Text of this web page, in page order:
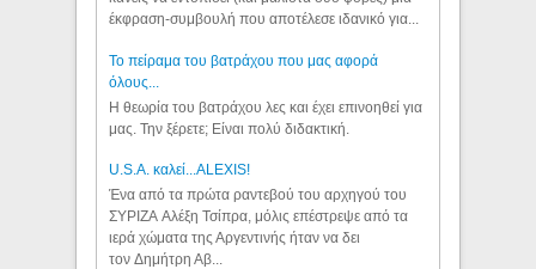
έκφραση-συμβουλή που αποτέλεσε ιδανικό για...
Το πείραμα του βατράχου που μας αφορά
όλους...
Η θεωρία του βατράχου λες και έχει επινοηθεί για
μας. Την ξέρετε; Είναι πολύ διδακτική.
U.S.A. καλεί...ALEXIS!
Ένα από τα πρώτα ραντεβού του αρχηγού του
ΣΥΡΙΖΑ Αλέξη Τσίπρα, μόλις επέστρεψε από τα
ιερά χώματα της Αργεντινής ήταν να δει
τον Δημήτρη Αβ...